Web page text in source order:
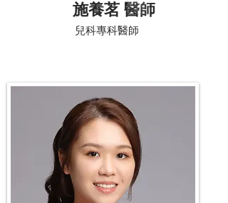
​施養茗 醫師
​兒科專科醫師​